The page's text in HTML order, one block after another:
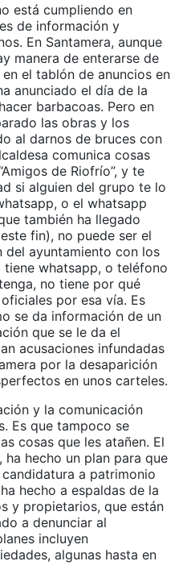
está cumpliendo en
de información y
En Santamera, aunque
manera de enterarse de
el tablón de anuncios en
anunciado el día de la
barbacoas. Pero en
las obras y los
al darnos de bruces con
comunica cosas
de Riofrío”, y te
si alguien del grupo te lo
o el whatsapp
también ha llegado
fin), no puede ser el
del ayuntamiento con los
whatsapp, o teléfono
no tiene por qué
por esa vía. Es
se da información de un
que se le da el
acusaciones infundadas
por la desaparición
en unos carteles.
y la comunicación
Es que tampoco se
cosas que les atañen. El
hecho un plan para que
a patrimonio
hecho a espaldas de la
y propietarios, que están
a denunciar al
incluyen
algunas hasta en